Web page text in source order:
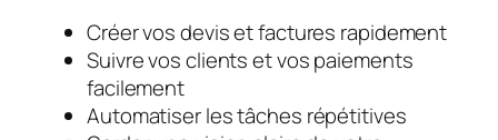
Créer vos devis et factures rapidement
Suivre vos clients et vos paiements
facilement
Automatiser les tâches répétitives